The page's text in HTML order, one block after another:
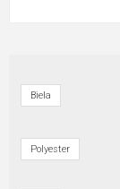
Biela
Polyester